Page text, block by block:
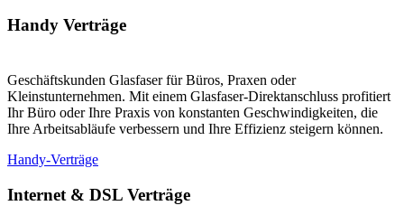
Handy Verträge
Geschäftskunden Glasfaser für Büros, Praxen oder
Kleinstunternehmen. Mit einem Glasfaser-Direktanschluss profitiert
Ihr Büro oder Ihre Praxis von konstanten Geschwindigkeiten, die
Ihre Arbeitsabläufe verbessern und Ihre Effizienz steigern können.
Handy-Verträge
Internet & DSL Verträge